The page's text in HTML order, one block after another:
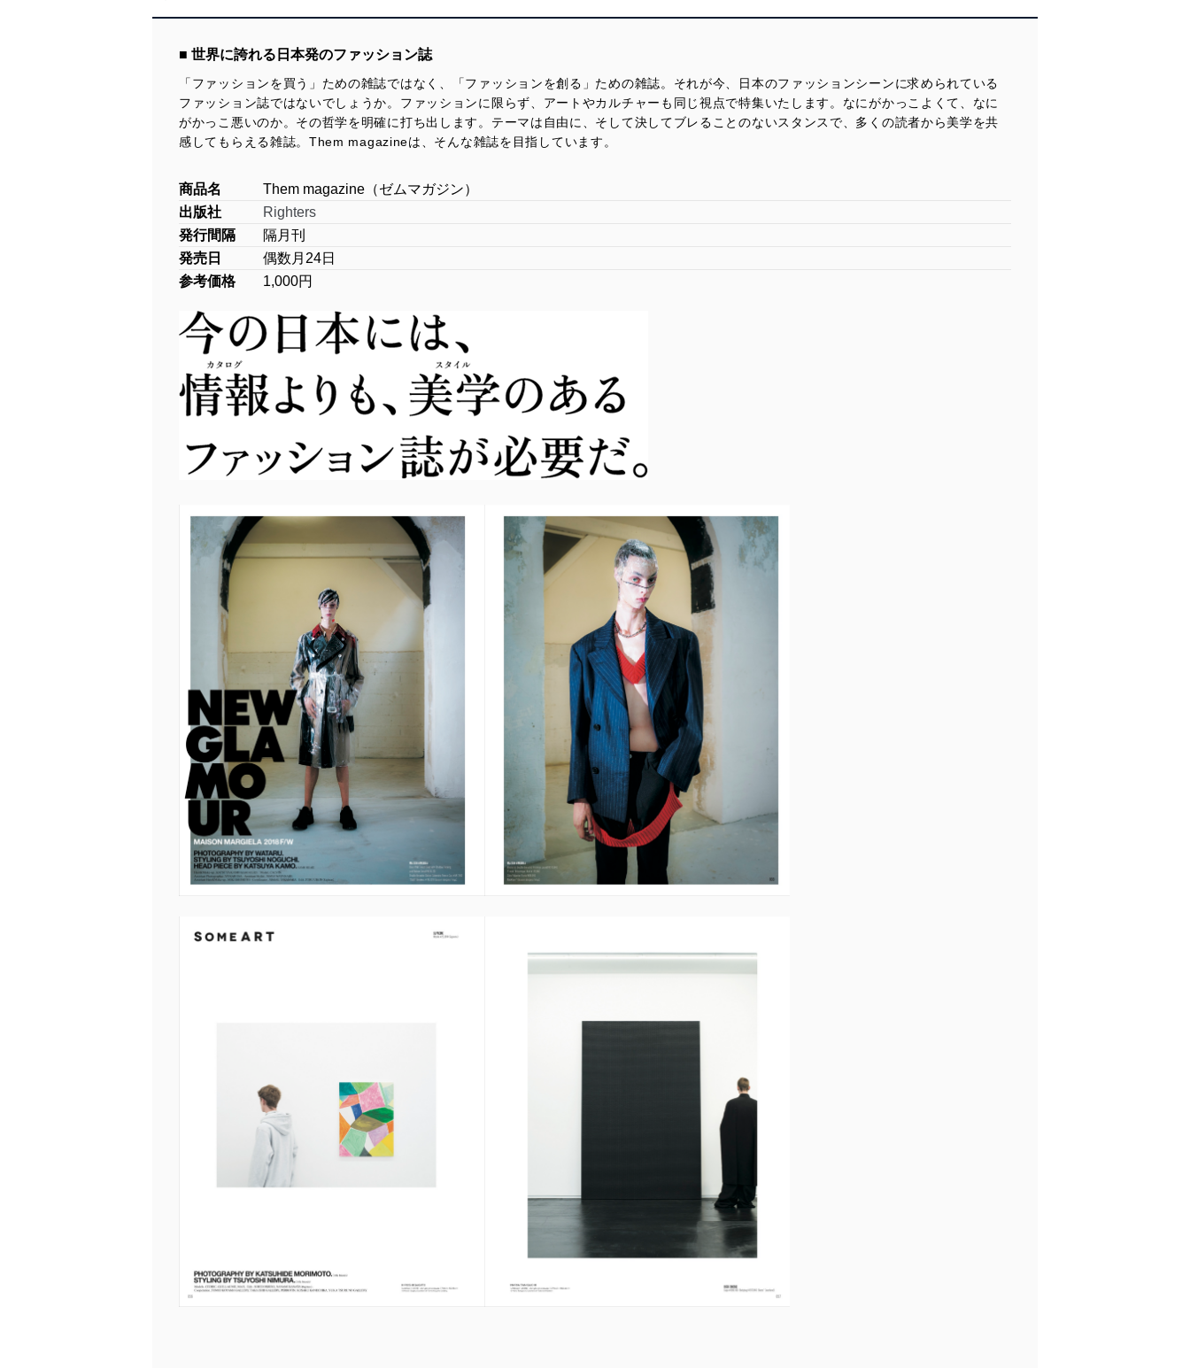
■ 世界に誇れる日本発のファッション誌
「ファッションを買う」ための雑誌ではなく、「ファッションを創る」ための雑誌。それが今、日本のファッションシーンに求められている
ファッション誌ではないでしょうか。ファッションに限らず、アートやカルチャーも同じ視点で特集いたします。なにがかっこよくて、なに
がかっこ悪いのか。その哲学を明確に打ち出します。テーマは自由に、そして決してブレることのないスタンスで、多くの読者から美学を共
感してもらえる雑誌。Them magazineは、そんな雑誌を目指しています。
商品名
Them magazine（ゼムマガジン）
出版社
Righters
発行間隔
隔月刊
発売日
偶数月24日
参考価格
1,000円